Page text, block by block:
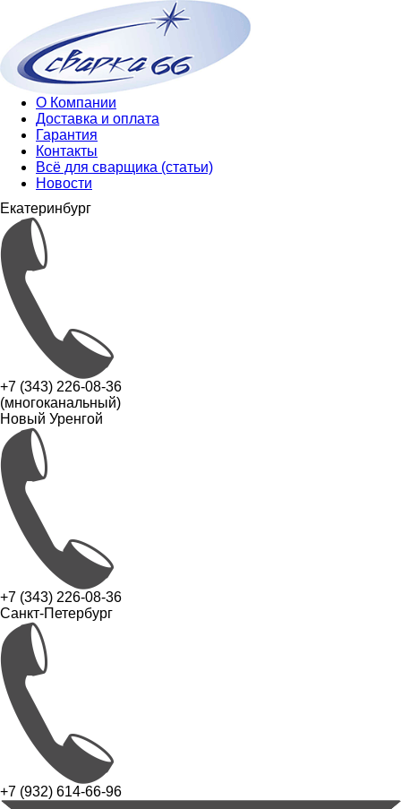
О Компании
Доставка и оплата
Гарантия
Контакты
Всё для сварщика (статьи)
Новости
Екатеринбург
+7 (343) 226-08-36
(многоканальный)
Новый Уренгой
+7 (343) 226-08-36
Санкт-Петербург
+7 (932) 614-66-96